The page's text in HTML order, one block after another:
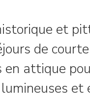
et
de
attique